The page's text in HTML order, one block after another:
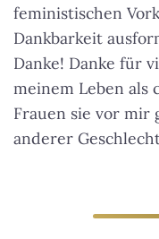
feministischen
Dankbarkeit
Danke! Danke für
meinem Leben als
Frauen sie vor mir
anderer